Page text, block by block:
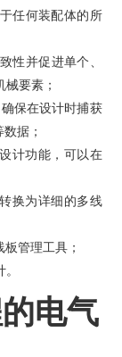
任何装配体的所
性并促进单个、
要素；
保在设计时捕获
据；
计功能，可以在
换为详细的多线
管理工具；
电气